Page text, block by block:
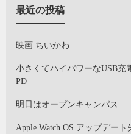
最近の投稿
映画 ちいかわ
小さくてハイパワーなUSB充
PD
明日はオープンキャンパス
Apple Watch OS アップデート